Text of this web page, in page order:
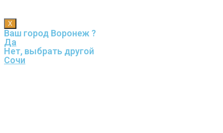
X
Ваш город Воронеж ?
Да
Нет, выбрать другой
Сочи